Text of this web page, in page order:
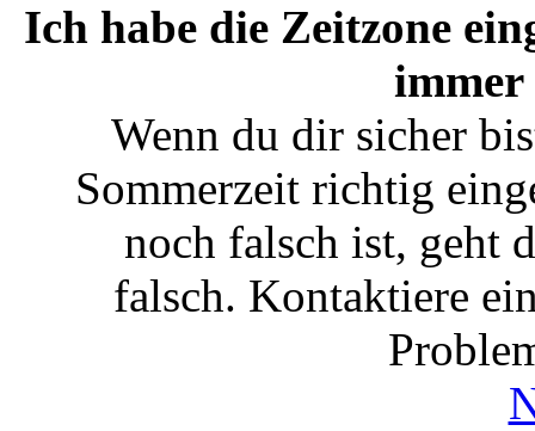
Ich habe die Zeitzone
immer
Wenn du dir sicher
Sommerzeit richtig
noch falsch ist, geht
falsch. Kontaktiere